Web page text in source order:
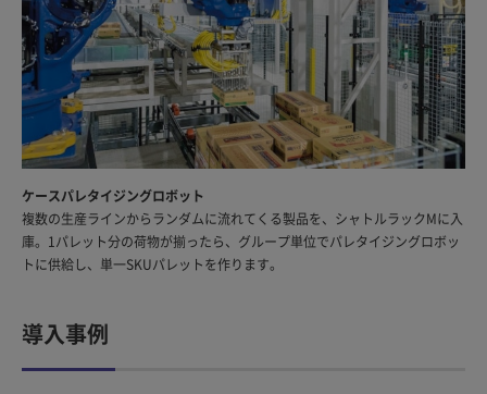
ケースパレタイジングロボット
複数の生産ラインからランダムに流れてくる製品を、シャトルラックMに入
庫。1パレット分の荷物が揃ったら、グループ単位でパレタイジングロボッ
トに供給し、単一SKUパレットを作ります。
導入事例